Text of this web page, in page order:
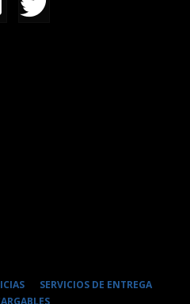
SERVICIOS DE ENTREGA